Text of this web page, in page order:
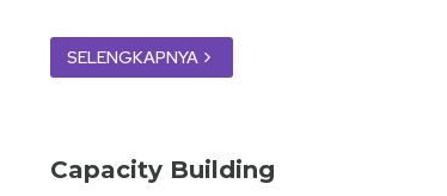
SELENGKAPNYA
Capacity Building